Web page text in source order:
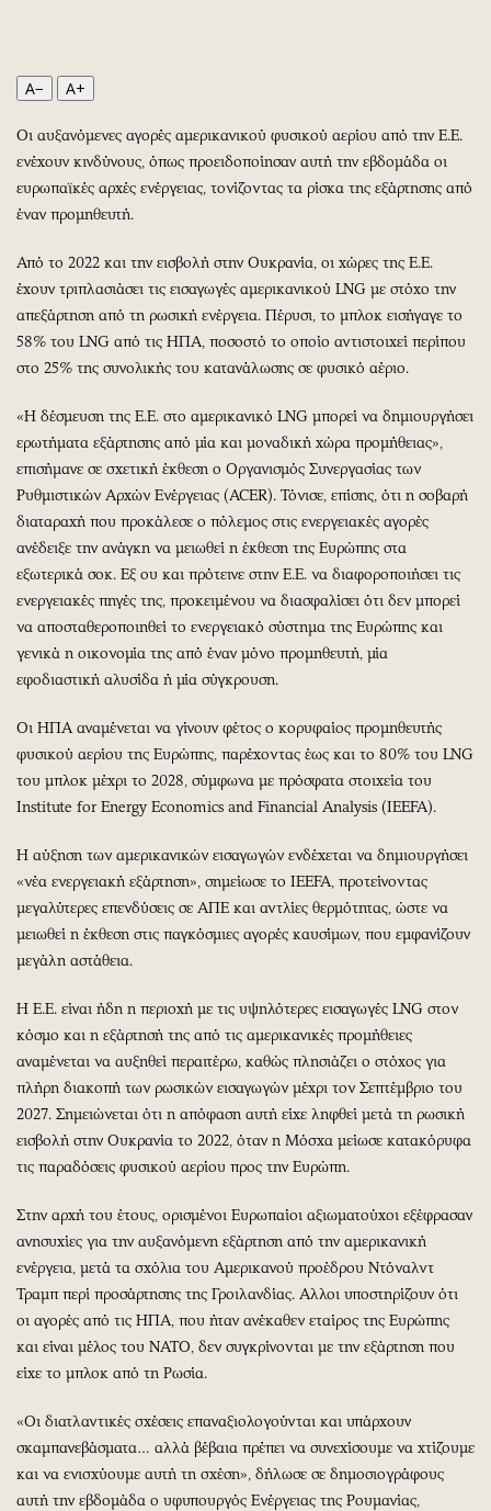
Παράξενα
Πολιτισμός
Σινεμά
Θέατρο-Χορός
Μουσική
Εικαστικά
Βιβλίο
Χειρόγραφα
Εκπομπές
Wine routes
Podcasts
Προσφορές
Προσωπικότητες στην ''Κ''
Επιστολές
A− A+
Οι αυξανόμενες αγορές αμερικανικού φυσικού αερίου από την Ε.Ε.
ενέχουν κινδύνους, όπως προειδοποίησαν αυτή την εβδομάδα οι
ευρωπαϊκές αρχές ενέργειας, τονίζοντας τα ρίσκα της εξάρτησης από
έναν προμηθευτή.
Από το 2022 και την εισβολή στην Ουκρανία, οι χώρες της Ε.Ε.
έχουν τριπλασιάσει τις εισαγωγές αμερικανικού LNG με στόχο την
απεξάρτηση από τη ρωσική ενέργεια. Πέρυσι, το μπλοκ εισήγαγε το
58% του LNG από τις ΗΠΑ, ποσοστό το οποίο αντιστοιχεί περίπου
στο 25% της συνολικής του κατανάλωσης σε φυσικό αέριο.
«Η δέσμευση της Ε.Ε. στο αμερικανικό LNG μπορεί να δημιουργήσει
ερωτήματα εξάρτησης από μία και μοναδική χώρα προμήθειας»,
επισήμανε σε σχετική έκθεση ο Οργανισμός Συνεργασίας των
Ρυθμιστικών Αρχών Ενέργειας (ACER). Τόνισε, επίσης, ότι η σοβαρή
διαταραχή που προκάλεσε ο πόλεμος στις ενεργειακές αγορές
ανέδειξε την ανάγκη να μειωθεί η έκθεση της Ευρώπης στα
εξωτερικά σοκ. Εξ ου και πρότεινε στην Ε.Ε. να διαφοροποιήσει τις
ενεργειακές πηγές της, προκειμένου να διασφαλίσει ότι δεν μπορεί
να αποσταθεροποιηθεί το ενεργειακό σύστημα της Ευρώπης και
γενικά η οικονομία της από έναν μόνο προμηθευτή, μία
εφοδιαστική αλυσίδα ή μία σύγκρουση.
Οι ΗΠΑ αναμένεται να γίνουν φέτος ο κορυφαίος προμηθευτής
φυσικού αερίου της Ευρώπης, παρέχοντας έως και το 80% του LNG
του μπλοκ μέχρι το 2028, σύμφωνα με πρόσφατα στοιχεία του
Institute for Energy Economics and Financial Analysis (IEEFA).
H αύξηση των αμερικανικών εισαγωγών ενδέχεται να δημιουργήσει
«νέα ενεργειακή εξάρτηση», σημείωσε το IEEFA, προτείνοντας
μεγαλύτερες επενδύσεις σε ΑΠΕ και αντλίες θερμότητας, ώστε να
μειωθεί η έκθεση στις παγκόσμιες αγορές καυσίμων, που εμφανίζουν
μεγάλη αστάθεια.
Η Ε.Ε. είναι ήδη η περιοχή με τις υψηλότερες εισαγωγές LNG στον
κόσμο και η εξάρτησή της από τις αμερικανικές προμήθειες
αναμένεται να αυξηθεί περαιτέρω, καθώς πλησιάζει ο στόχος για
πλήρη διακοπή των ρωσικών εισαγωγών μέχρι τον Σεπτέμβριο του
2027. Σημειώνεται ότι η απόφαση αυτή είχε ληφθεί μετά τη ρωσική
εισβολή στην Ουκρανία το 2022, όταν η Μόσχα μείωσε κατακόρυφα
τις παραδόσεις φυσικού αερίου προς την Ευρώπη.
Στην αρχή του έτους, ορισμένοι Ευρωπαίοι αξιωματούχοι εξέφρασαν
ανησυχίες για την αυξανόμενη εξάρτηση από την αμερικανική
ενέργεια, μετά τα σχόλια του Αμερικανού προέδρου Ντόναλντ
Τραμπ περί προσάρτησης της Γροιλανδίας. Αλλοι υποστηρίζουν ότι
οι αγορές από τις ΗΠΑ, που ήταν ανέκαθεν εταίρος της Ευρώπης
και είναι μέλος του ΝΑΤΟ, δεν συγκρίνονται με την εξάρτηση που
είχε το μπλοκ από τη Ρωσία.
«Οι διατλαντικές σχέσεις επαναξιολογούνται και υπάρχουν
σκαμπανεβάσματα… αλλά βέβαια πρέπει να συνεχίσουμε να χτίζουμε
και να ενισχύουμε αυτή τη σχέση», δήλωσε σε δημοσιογράφους
αυτή την εβδομάδα ο υφυπουργός Ενέργειας της Ρουμανίας,